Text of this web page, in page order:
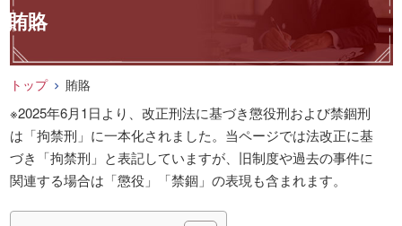
賄賂
トップ 賄賂
※2025年6月1日より、改正刑法に基づき懲役刑および禁錮刑
は「拘禁刑」に一本化されました。当ページでは法改正に基
づき「拘禁刑」と表記していますが、旧制度や過去の事件に
関連する場合は「懲役」「禁錮」の表現も含まれます。